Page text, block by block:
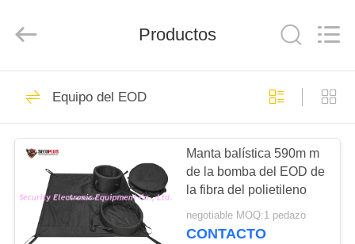
HOGAR
PRODUCTOS
SOBRE
NOSOTROS
ELECTRONIC
EQUIPMENT
Escáner de rayos x
de equipaje
396
Productos
Equipo del EOD
Manta balística 590m m
de la bomba del EOD de
la fibra del polietileno
negotiable MOQ:1 pedazo
CONTACTO